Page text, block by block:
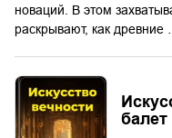
новаций. В этом
раскрывают, как древние